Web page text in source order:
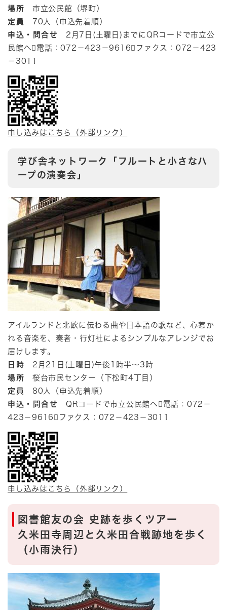
場所 市立公民館（堺町）
定員
70人（申込先着順）
申込・問合せ 2月7日(土曜日)までにQRコードで市立公
民館へ電話：072－423－9616ファクス：072－423
－3011
申し込みはこちら（外部リンク）
学び舎ネットワーク「フルートと小さなハ
ープの演奏会」
アイルランドと北欧に伝わる曲や日本語の歌など、心惹か
れる音楽を、奏者・行灯社によるシンプルなアレンジでお
届けします。​
日時 2月21日(土曜日)午後1時半～3時
場所 桜台市民センター（下松町4丁目）
定員
80人（申込先着順）
申込・問合せ QRコードで市立公民館へ電話：072－
423－9616ファクス：072－423－3011
申し込みはこちら（外部リンク）
図書館友の会 史跡を歩くツアー
久米田寺周辺と久米田合戦跡地を歩く
（小雨決行）